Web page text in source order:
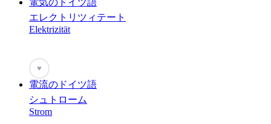
電気のドイツ語
エレクトリツィテート
Elektrizität
♥
電流のドイツ語
シュトローム
Strom